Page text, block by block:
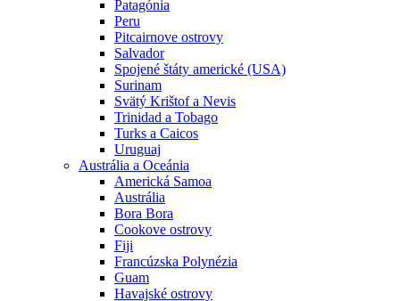
Patagónia
Peru
Pitcairnove ostrovy
Salvador
Spojené štáty americké (USA)
Surinam
Svätý Krištof a Nevis
Trinidad a Tobago
Turks a Caicos
Uruguaj
Austrália a Oceánia
Americká Samoa
Austrália
Bora Bora
Cookove ostrovy
Fiji
Francúzska Polynézia
Guam
Havajské ostrovy